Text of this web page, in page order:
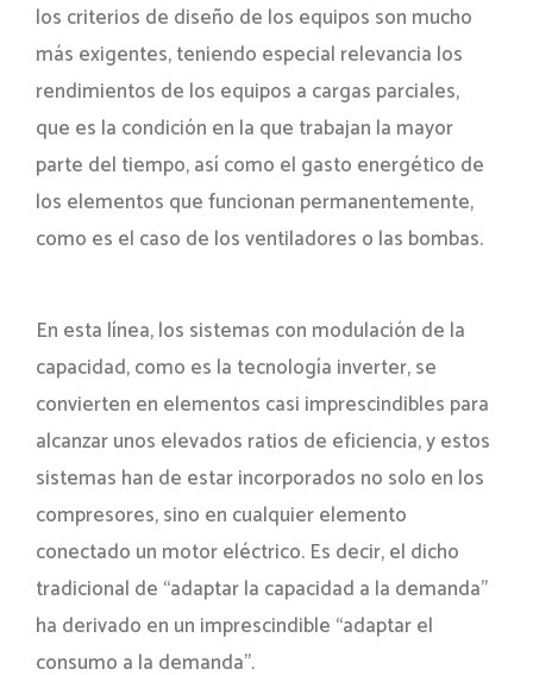
los criterios de diseño de los equipos son mucho
más exigentes, teniendo especial relevancia los
rendimientos de los equipos a cargas parciales,
que es la condición en la que trabajan la mayor
parte del tiempo, así como el gasto energético de
los elementos que funcionan permanentemente,
como es el caso de los ventiladores o las bombas.
En esta línea, los sistemas con modulación de la
capacidad, como es la tecnología inverter, se
convierten en elementos casi imprescindibles para
alcanzar unos elevados ratios de eficiencia, y estos
sistemas han de estar incorporados no solo en los
compresores, sino en cualquier elemento
conectado un motor eléctrico. Es decir, el dicho
tradicional de “adaptar la capacidad a la demanda”
ha derivado en un imprescindible “adaptar el
consumo a la demanda”.